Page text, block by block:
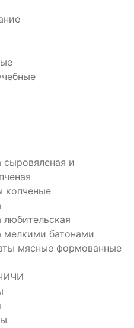
сыровяленая и
копченые
любительская
мелкими батонами
мясные формованные